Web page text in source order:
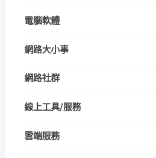
電腦軟體
網路大小事
網路社群
線上工具/服務
雲端服務